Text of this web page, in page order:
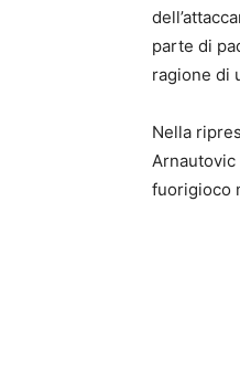
parte di
ragione di
Nella
Arnautovic
fuorigioco